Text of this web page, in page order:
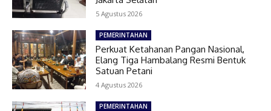
5 Agustus 2026
PEMERINTAHAN
Perkuat Ketahanan Pangan Nasional,
Elang Tiga Hambalang Resmi Bentuk
Satuan Petani
4 Agustus 2026
PEMERINTAHAN